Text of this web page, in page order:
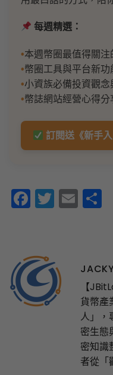
每週精選：
本週幣圈最值得關注
幣圈工具與平台新功
小資族必備投資觀念
幣誌網站經營心得分
訂閱送《新手
Facebook
Twitter
【
貨幣產
人」，
密生態
密知識
者從「